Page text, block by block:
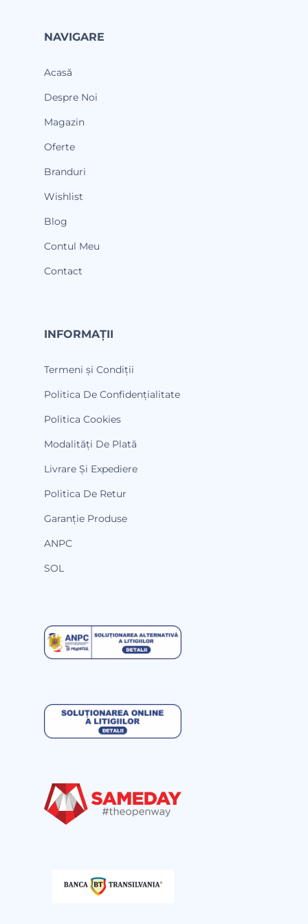
NAVIGARE
Acasă
Despre Noi
Magazin
Oferte
Branduri
Wishlist
Blog
Contul Meu
Contact
INFORMAȚII
Termeni și Condiții
Politica De Confidențialitate
Politica Cookies
Modalități De Plată
Livrare Și Expediere
Politica De Retur
Garanție Produse
ANPC
SOL